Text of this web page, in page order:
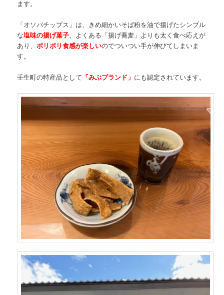
ます。
「オソバチップス」は、きめ細かいそば粉を油で揚げたシンプル
な塩味の揚げ菓子。よくある「揚げ蕎麦」よりも太く食べ応えが
あり、ポリポリ食感が楽しいのでついつい手が伸びてしまいま
す。
壬生町の特産品として 「みぶブランド」 にも認定されています。